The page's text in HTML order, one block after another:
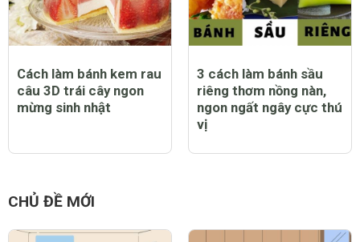
Cách làm bánh kem rau
câu 3D trái cây ngon
mừng sinh nhật
3 cách làm bánh sầu
riêng thơm nồng nàn,
ngon ngất ngây cực thú
vị
CHỦ ĐỀ MỚI